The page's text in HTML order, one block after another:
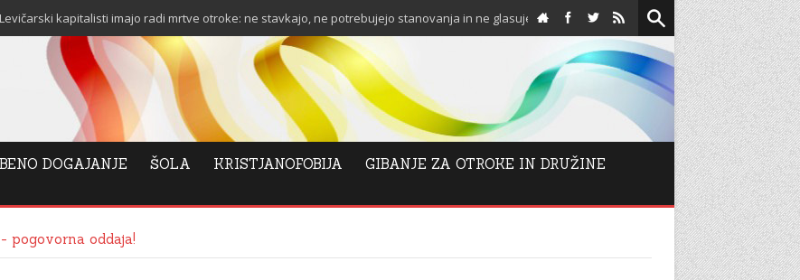
kapitalisti imajo radi mrtve otroke: ne stavkajo, ne potrebujejo stanovanja in ne glasujejo proti njim! Spodbuda za adventni
DOGAJANJE ŠOLA KRISTJANOFOBIJA
GIBANJE ZA OTROKE IN DRUŽINE
pogovorna oddaja!